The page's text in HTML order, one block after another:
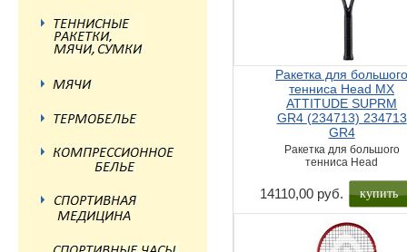
Ракетка для
тенниса Head MX
ATTITUDE SUPRM
GR4 (234713) 234713
GR4
Ракетка для большого
тенниса Head
14110,00 руб. купить